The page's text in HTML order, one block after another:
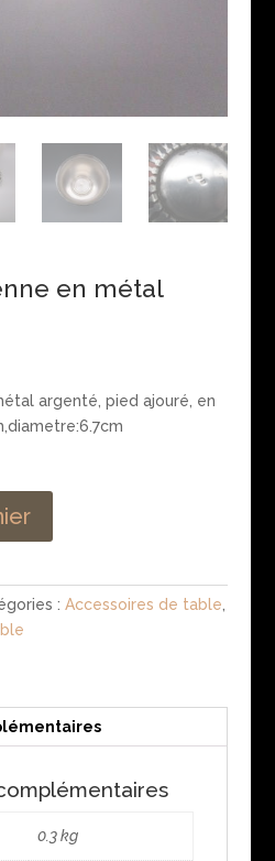
en métal
argenté, pied ajouré, en
: Accessoires de table
0.3 kg